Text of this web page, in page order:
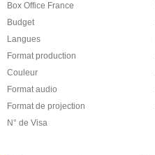
Box Office France
Budget
Langues
Format production
Couleur
Format audio
Format de projection
N° de Visa